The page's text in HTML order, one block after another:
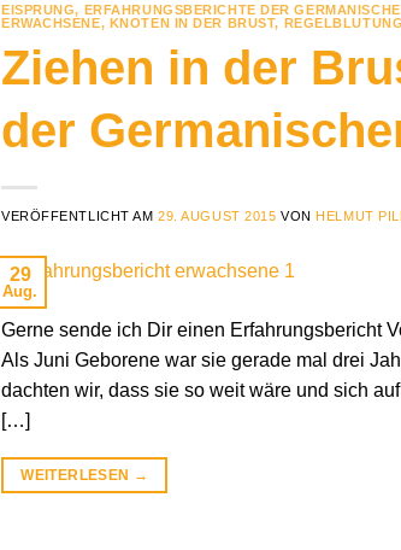
EISPRUNG, ERFAHRUNGSBERICHTE DER
ERWACHSENE, KNOTEN IN DER BRUST,
Ziehen in der
der
VERÖFFENTLICHT AM29. AUGUST 2015 VON HELMUT
29
Aug.
Gerne sende ich Dir einen Erfahrungsbericht
Als Juni Geborene war sie gerade mal drei
dachten wir, dass sie so weit wäre und sich
[…]
WEITERLESEN →